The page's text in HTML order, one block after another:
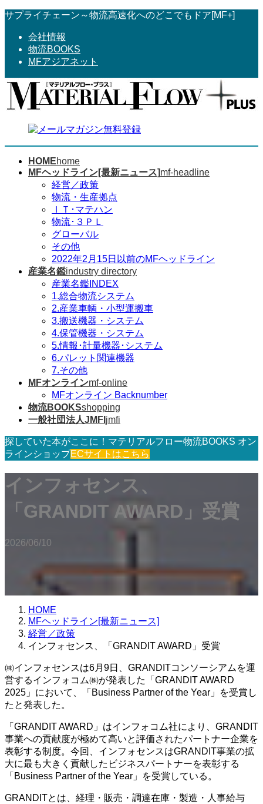
コ
へ
ス
ナ
ョ
ン
サプライチェーン～物流高速化へのどこでもドア[MF+]
会社情報
物流BOOKS
MFアジアネット
HOMEhome
MFヘッドライン[最新ニュース]mf-headline
経営／政策
物流・生産拠点
ＩＴ･マテハン
物流･３ＰＬ
グローバル
その他
2022年2月15日以前のMFヘッドライン
産業名鑑industry directory
産業名鑑INDEX
1.総合物流システム
2.産業車輌・小型運搬車
3.搬送機器・システム
4.保管機器・システム
5.情報･計量機器･システム
6.パレット関連機器
7.その他
MFオンラインmf-online
MFオンライン Backnumber
物流BOOKSshopping
一般社団法人JMFI jmfi
探していた本がここに！マテリアルフロー物流BOOKS オン
ラインショップECサイトはこちら
インフォセンス、
「GRANDIT AWARD」受賞
2026/06/10
HOME
MFヘッドライン[最新ニュース]
経営／政策
インフォセンス、「GRANDIT AWARD」受賞
㈱インフォセンスは6月9日、GRANDITコンソーシアムを運
営するインフォコム㈱が発表した「GRANDIT AWARD
2025」において、「Business Partner of the Year」を受賞し
たと発表した。
「GRANDIT AWARD」はインフォコム社により、GRANDIT
事業への貢献度が極めて高いと評価されたパートナー企業を
表彰する制度。今回、インフォセンスはGRANDIT事業の拡
大に最も大きく貢献したビジネスパートナーを表彰する
「Business Partner of the Year」を受賞している。
GRANDITとは、経理・販売・調達在庫・製造・人事給与